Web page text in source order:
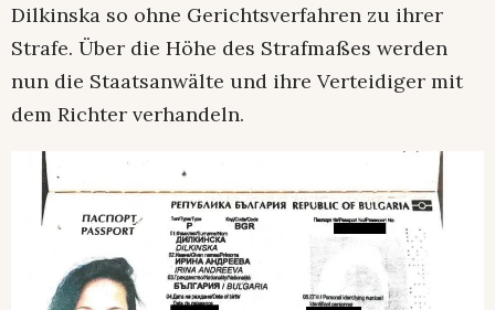
Dilkinska so ohne Gerichtsverfahren zu ihrer
Strafe. Über die Höhe des Strafmaßes werden
nun die Staatsanwälte und ihre Verteidiger mit
dem Richter verhandeln.